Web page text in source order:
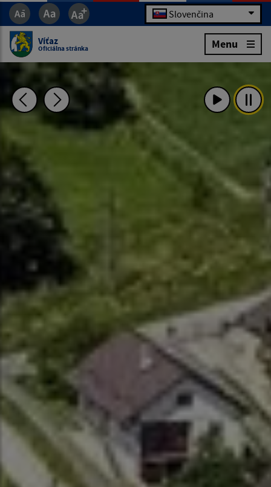
Slovenčina
Víťaz
Oficiálna stránka Menu